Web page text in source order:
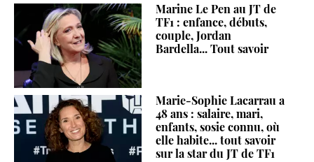
Marine Le Pen au JT de
TF1 : enfance, débuts,
couple, Jordan
Bardella... Tout savoir
Marie-Sophie Lacarrau a
48 ans : salaire, mari,
enfants, sosie connu, où
elle habite... tout savoir
sur la star du JT de TF1